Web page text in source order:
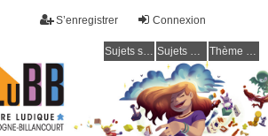
Connexion
S’enregistrer
Sujets sans réponse Sujets actifs Thème clair / foncé